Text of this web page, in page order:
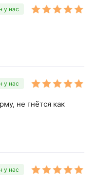
у нас
у нас
не гнётся как
у нас